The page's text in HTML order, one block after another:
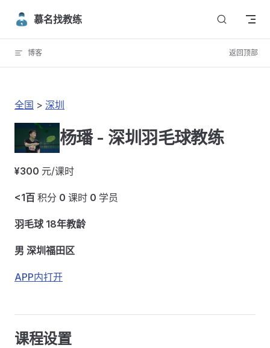
Skip to content
慕名找教练
博客 返回顶部
全国 > 深圳
杨璠 - 深圳羽毛球教练
¥300 元/课时
<1百 积分 0 课时 0 学员
羽毛球 18年教龄
男 深圳福田区
APP内打开
课程设置